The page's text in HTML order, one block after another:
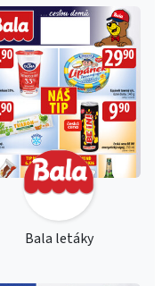
Bala letáky